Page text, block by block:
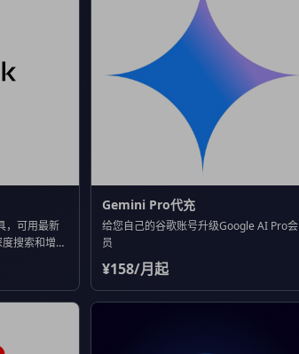
，可用最新
搜索和增强
或创意应
Gemini Pro代充
给您自己的谷歌账号升级Google AI Pro会
员
¥158/月起